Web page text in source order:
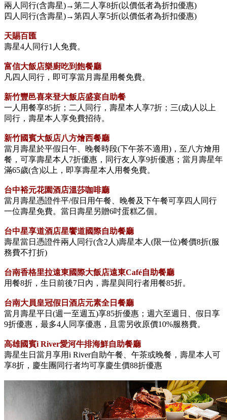
兩人同行(含壽星)→第二人享8折(以價低者為折扣優惠)
四人同行(含壽星)→第四人享5折(以價低者為折扣優惠)
天賜百匯
壽星4人同行1人免費。
富信大飯店樂廚吃到飽餐廳
凡四人同行，即可享當月壽星用餐免費。
新竹豐邑喜來登大飯店盛宴自助餐
一人用餐享85折；二人同行，壽星本人享7折；三(成)人以上
同行，壽星本人享免費招待。
新竹國賓大飯店八方燴西餐廳
當月壽星於平假日午、晚餐時段(下午茶不適用)，至八方燴用
餐，可享壽星本人7折優惠，同行友人享9折優惠；當月壽星年
滿65歲(含)以上，即享壽星本人用餐免費。
台中裕元花園酒店溫莎咖啡廳
當月壽星憑證件平/假日用午餐、晚餐及下午餐可享四人同行
一位壽星免費。當日壽星另贈6吋蛋糕乙個。
台中星享道酒店星饗道國際自助餐廳
壽星當日憑證件兩人同行(含2人)壽星本人(限一位)餐價8折(服
務費不打折)
台南香格里拉遠東國際大飯店遠東Café自助餐廳
用餐8折，生日前後7日內，壽星與同行者用餐85折。
台南大員皇冠假日酒店元素全日餐廳
當月壽星平日(週一至週五)享85折優惠；週六至週日、假日享
9折優惠，最多4人同享優惠，且需另收原價10%服務費。
高雄國賓i River愛河牛排海鮮自助餐廳
壽星生日當月享用i River自助午餐、午茶或晚餐，壽星本人可
享8折，慶生團同行者均可享慶生價88折優惠